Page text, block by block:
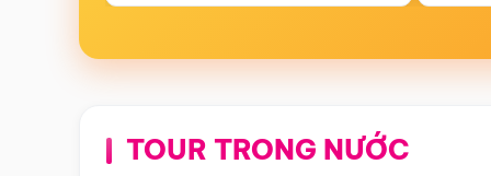
TOUR TRONG NƯỚC
Điểm nổi bật